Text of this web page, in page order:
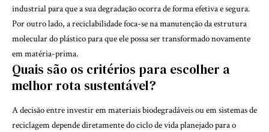
industrial para que a sua degradação ocorra de forma efetiva e segura.
Por outro lado, a reciclabilidade foca-se na manutenção da estrutura
molecular do plástico para que ele possa ser transformado novamente
em matéria-prima.
Quais são os critérios para escolher a
melhor rota sustentável?
A decisão entre investir em materiais biodegradáveis ou em sistemas de
reciclagem depende diretamente do ciclo de vida planejado para o